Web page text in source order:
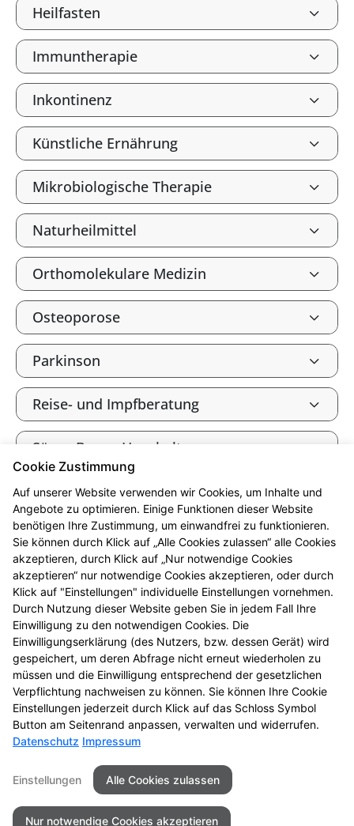
Heilfasten
Immuntherapie
Inkontinenz
Künstliche Ernährung
Mikrobiologische Therapie
Naturheilmittel
Orthomolekulare Medizin
Osteoporose
Parkinson
Reise- und Impfberatung
Säure-Basen-Haushalt
Tee und Heilkräuter
Vitalstoffe
Vitamine, Mineralien und
Spurenelemente
Wohlbefinden durch Fitness
Zahnpflege und Zahnschutz
Kontakt Impressum
Datenschutz
Barrierefreiheit
Cookie Zustimmung
Auf unserer Website verwenden wir Cookies, um Inhalte und
Angebote zu optimieren. Einige Funktionen dieser Website
benötigen Ihre Zustimmung, um einwandfrei zu funktionieren.
Sie können durch Klick auf „Alle Cookies zulassen“ alle Cookies
akzeptieren, durch Klick auf „Nur notwendige Cookies
akzeptieren“ nur notwendige Cookies akzeptieren, oder durch
Klick auf "Einstellungen" individuelle Einstellungen vornehmen.
Durch Nutzung dieser Website geben Sie in jedem Fall Ihre
Einwilligung zu den notwendigen Cookies. Die
Einwilligungserklärung (des Nutzers, bzw. dessen Gerät) wird
gespeichert, um deren Abfrage nicht erneut wiederholen zu
müssen und die Einwilligung entsprechend der gesetzlichen
Verpflichtung nachweisen zu können. Sie können Ihre Cookie
Einstellungen jederzeit durch Klick auf das Schloss Symbol
Button am Seitenrand anpassen, verwalten und widerrufen.
Datenschutz Impressum
Einstellungen Alle Cookies zulassen
Nur notwendige Cookies akzeptieren